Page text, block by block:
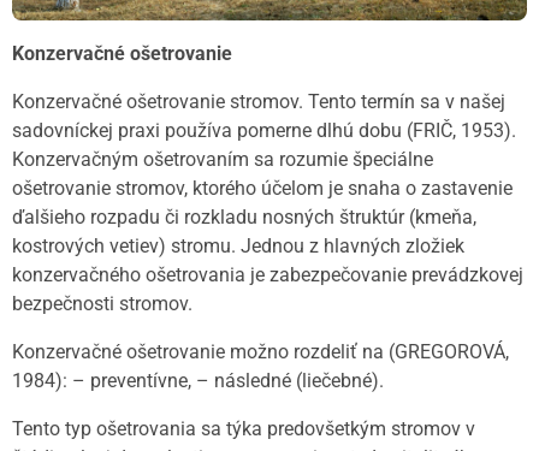
Konzervačné ošetrovanie
Konzervačné ošetrovanie stromov. Tento termín sa v našej
sadovníckej praxi používa pomerne dlhú dobu (FRIČ, 1953).
Konzervačným ošetrovaním sa rozumie špeciálne
ošetrovanie stromov, ktorého účelom je snaha o zastavenie
ďalšieho rozpadu či rozkladu nosných štruktúr (kmeňa,
kostrových vetiev) stromu. Jednou z hlavných zložiek
konzervačného ošetrovania je zabezpečovanie prevádzkovej
bezpečnosti stromov.
Konzervačné ošetrovanie možno rozdeliť na (GREGOROVÁ,
1984): – preventívne, – následné (liečebné).
Tento typ ošetrovania sa týka predovšetkým stromov v